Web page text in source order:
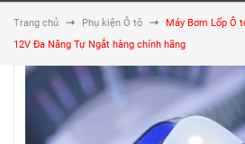
Trang chủ Phụ kiện Ô tô
Máy Bơm Lốp Ô
12V Đa Năng Tự Ngắt hàng chính hãng